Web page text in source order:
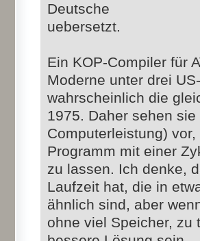
Deutsche
uebersetzt.
Ein KOP-Compiler für
Moderne unter drei
wahrscheinlich die
1975. Daher sehen
Computerleistung)
Programm mit einer
zu lassen. Ich denke,
Laufzeit hat, die in
ähnlich sind, aber
ohne viel Speicher, zu